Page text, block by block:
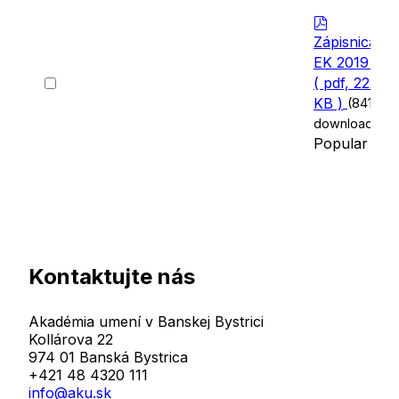
Select
d
f
Zápisnica
EK 2019 02
( pdf, 222
KB ) (841
downloads)
Popular
Kontaktujte nás
Akadémia umení v Banskej Bystrici
Kollárova 22
974 01 Banská Bystrica
+421 48 4320 111
info@aku.sk